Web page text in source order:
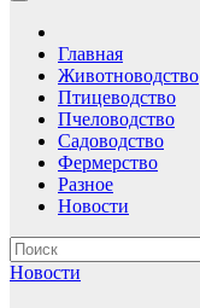
Главная
Животноводство
Птицеводство
Пчеловодство
Садоводство
Фермерство
Разное
Новости
Новости